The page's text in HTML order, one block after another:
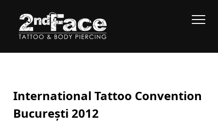
International Tattoo Convention
București 2012